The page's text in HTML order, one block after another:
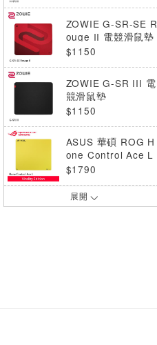
ZOWIE G-SR-SE R
ouge II 電競滑鼠墊
深紅
$1150
ZOWIE G-SR III 電
競滑鼠墊
$1150
ASUS 華碩 ROG H
one Control Ace L
Vitality Edition滑鼠
$1790
Logitech 羅技 G84
展開